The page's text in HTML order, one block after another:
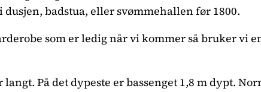
badstua, eller svømmehallen før 1800.
som er ledig når vi kommer så bruker vi
langt. På det dypeste er bassenget 1,8 m dypt.